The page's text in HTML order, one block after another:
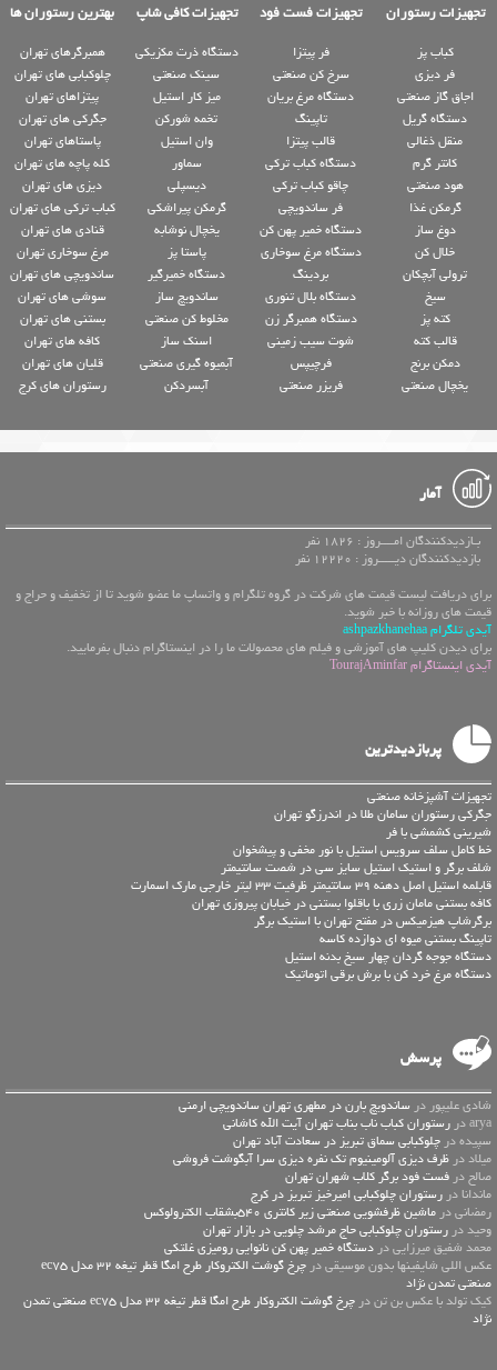
تجهیزات رستوران تجهیزات فست فود تجهیزات کافی شاپ بهترین رستوران ها
کباب پز
فر دیزی
اجاق گاز صنعتی
دستگاه گریل
منقل ذغالی
کانتر گرم
هود صنعتی
گرمکن غذا
دوغ ساز
خلال کن
ترولی آبچکان
سیخ
کته پز
قالب کته
دمکن برنج
یخچال صنعتی
فر پیتزا
سرخ کن صنعتی
دستگاه مرغ بریان
تاپینگ
قالب پیتزا
دستگاه کباب ترکی
چاقو کباب ترکی
فر ساندویچی
دستگاه خمیر پهن کن
دستگاه مرغ سوخاری
بردینگ
دستگاه بلال تنوری
دستگاه همبرگر زن
شوت سیب زمینی
فرچیپس
فریزر صنعتی
دستگاه ذرت مکزیکی
سینک صنعتی
میز کار استیل
تخمه شورکن
وان استیل
سماور
دیسپلی
گرمکن پیراشکی
یخچال نوشابه
پاستا پز
دستگاه خمیرگیر
ساندویچ ساز
مخلوط کن صنعتی
اسنک ساز
آبمیوه گیری صنعتی
آبسردکن
همبرگرهای تهران
چلوکبابی های تهران
پیتزاهای تهران
جگرکی های تهران
پاستاهای تهران
کله پاچه های تهران
دیزی های تهران
کباب ترکی های تهران
قنادی های تهران
مرغ سوخاری تهران
ساندویچی های تهران
سوشی های تهران
بستنی های تهران
کافه های تهران
قلیان های تهران
رستوران های کرج
آمار
بـازدیدکنندگان امــــروز : 1826 نفر
بازدیدکنندگان دیـــــروز : 12220 نفر
برای دریافت لیست قیمت های شرکت در گروه تلگرام و واتساپ ما عضو شوید تا از تخفیف و حراج و
قیمت های روزانه با خبر شوید.
آیدی تلگرام ashpazkhanehaa
برای دیدن کلیپ های آموزشی و فیلم های محصولات ما را در اینستاگرام دنبال بفرمایید.
آیدی اینستاگرام TourajAminfar
پربازدیدترین
تجهیزات آشپزخانه صنعتی
جگرکی رستوران سامان طلا در اندرزگو تهران
شیرینی کشمشی با فر
خط کامل سلف سرویس استیل با نور مخفی و پیشخوان
شلف برگر و استیک استیل سایز سی در شصت سانتیمتر
قابلمه استیل اصل دهنه 39 سانتیمتر ظرفیت 33 لیتر خارجی مارک اسمارت
کافه بستنی مامان زری با باقلوا بستنی در خیابان پیروزی تهران
برگرشاپ هیزمیکس در مفتح تهران با استیک برگر
تاپینگ بستنی میوه ای دوازده کاسه
دستگاه جوجه گردان چهار سیخ بدنه استیل
دستگاه مرغ خرد کن با برش برقی اتوماتیک
پرسش
شادی علیپور در ساندویچ بارن در مطهری تهران ساندویچی ارمنی
arya در
رستوران کباب ناب بناب تهران آیت الله کاشانی
سپیده در چلوکبابی سماق تبریز در سعادت آباد تهران
میلاد در ظرف دیزی آلومینیوم تک نفره دیزی سرا آبگوشت فروشی
صالح در فست فود برگر کلاب شهران تهران
ماندانا در رستوران چلوکبابی امیرخیز تبریز در کرج
رمضانی در ماشین ظرفشویی صنعتی زیر کانتری 540بشقاب الکترولوکس
وحید در رستوران چلوکبابی حاج مرشد چلویی در بازار تهران
محمد شفیق میرزایی در دستگاه خمیر پهن کن نانوایی رومیزی غلتکی
عكس اللي شايفينها بدون موسيقى در
چرخ گوشت الکتروکار طرح امگا قطر تیغه 32 مدل ec75
صنعتی تمدن نژاد
کیک تولد با عکس بن تن در
چرخ گوشت الکتروکار طرح امگا قطر تیغه 32 مدل ec75 صنعتی تمدن
نژاد